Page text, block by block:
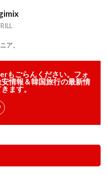
ア。
もごらんください。フォ
情報＆韓国旅行の最新情
ます。